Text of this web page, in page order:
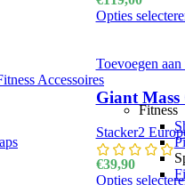
Accessoires
Fitness
Opties
Toevoegen
Giant
Stacker2
€39,90
Opties